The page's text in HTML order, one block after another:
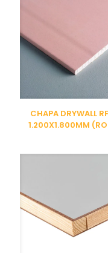
CHAPA DRYWALL
1.200X1.800MM